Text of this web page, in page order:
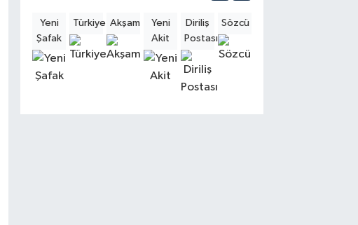
Yeni
Şafak
Türkiye Akşam
Yeni
Akit
Diriliş
Postası
Sözcü